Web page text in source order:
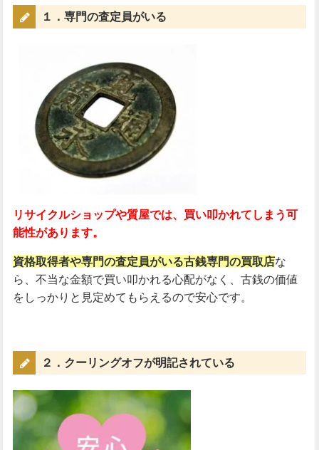
１．専門の査定員がいる
リサイクルショップや質屋では、買い叩かれてしまう可
能性があります。
資格取得者や専門の査定員がいる古銭専門の買取店な
ら、不当な金額で買い叩かれる心配がなく、古銭の価値
をしっかりと見定めてもらえるので安心です。
２．クーリングオフが明記されている